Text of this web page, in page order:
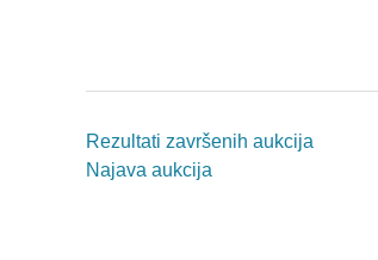
Rezultati završenih aukcija
Najava aukcija